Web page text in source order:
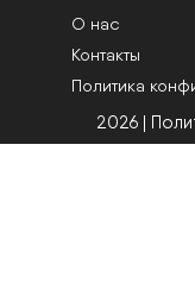
О нас
Контакты
Политика
2026 |